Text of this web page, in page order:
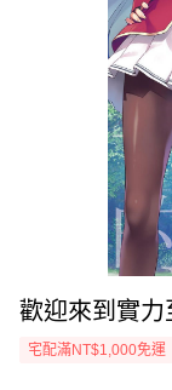
歡迎來到實
宅配滿NT$1,000免運